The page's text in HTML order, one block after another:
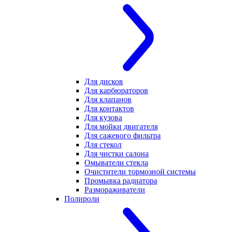
Для дисков
Для карбюраторов
Для клапанов
Для контактов
Для кузова
Для мойки двигателя
Для сажевого фильтра
Для стекол
Для чистки салона
Омыватели стекла
Очистители тормозной системы
Промывка радиатора
Размораживатели
Полироли